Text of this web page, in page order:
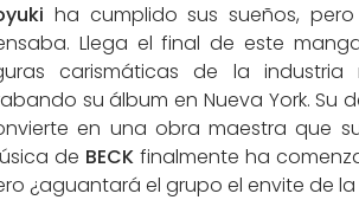
ha cumplido sus sueños,
Llega el final de este
carismáticas de la industria
su álbum en Nueva York. Su
en una obra maestra que
de BECK finalmente ha
¿aguantará el grupo el envite de